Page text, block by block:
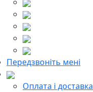
Передзвоніть мені
Оплата і доставка